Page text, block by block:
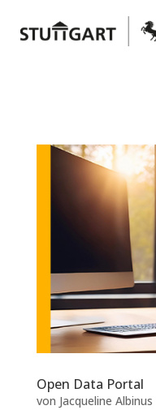
Open Data Portal
von Jacqueline Albinus